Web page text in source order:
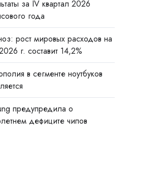
за IV квартал 2026
года
рост мировых расходов на
г. составит 14,2%
в сегменте ноутбуков
предупредила о
дефиците чипов